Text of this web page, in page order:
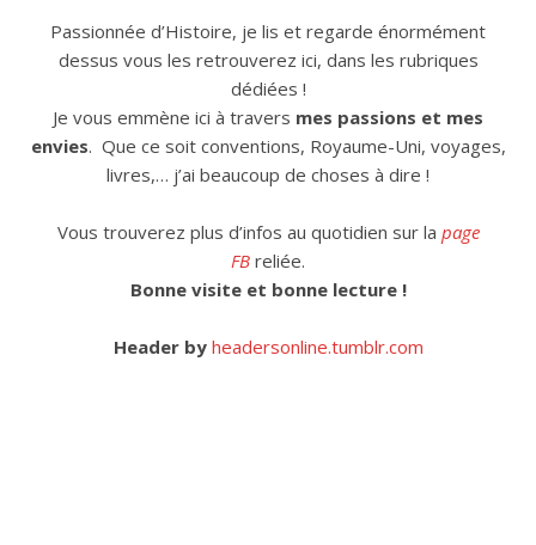
Passionnée d’Histoire, je lis et regarde énormément
dessus vous les retrouverez ici, dans les rubriques
dédiées !
Je vous emmène ici à travers mes passions et mes
envies. Que ce soit conventions, Royaume-Uni, voyages,
livres,… j’ai beaucoup de choses à dire !
Vous trouverez plus d’infos au quotidien sur la page
FB reliée.
Bonne visite et bonne lecture !
Header by headersonline.tumblr.com